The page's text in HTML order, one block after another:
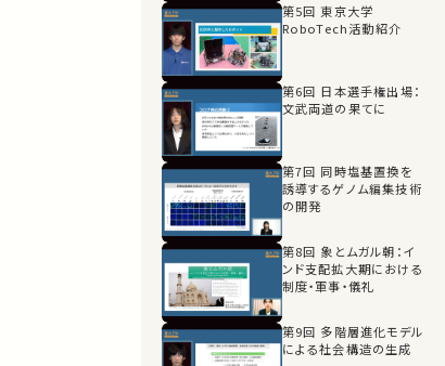
第5回 東京大学
RoboTech活動紹介
第6回 日本選手権出場：
文武両道の果てに
第7回 同時塩基置換を
誘導するゲノム編集技術
の開発
第8回 象とムガル朝：イ
ンド支配拡大期における
制度・軍事・儀礼
第9回 多階層進化モデル
による社会構造の生成